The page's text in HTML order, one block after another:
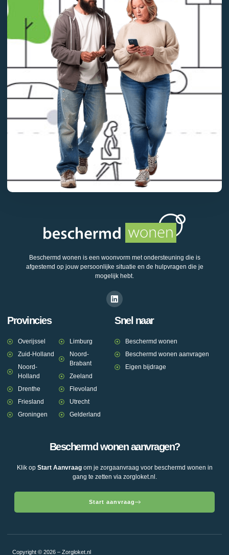
Beschermd wonen is een woonvorm met ondersteuning die is
afgestemd op jouw persoonlijke situatie en de hulpvragen die je
mogelijk hebt.
Provincies
Overijssel
Zuid-Holland
Noord-
Holland
Drenthe
Friesland
Groningen
Limburg
Noord-
Brabant
Zeeland
Flevoland
Utrecht
Gelderland
Snel naar
Beschermd wonen
Beschermd wonen aanvragen
Eigen bijdrage
Beschermd wonen aanvragen?
Klik op Start Aanvraagom je zorgaanvraag voor beschermd wonen in
gang te zetten via zorgloket.nl.
Start aanvraag
Copyright © 2026 – Zorgloket.nl